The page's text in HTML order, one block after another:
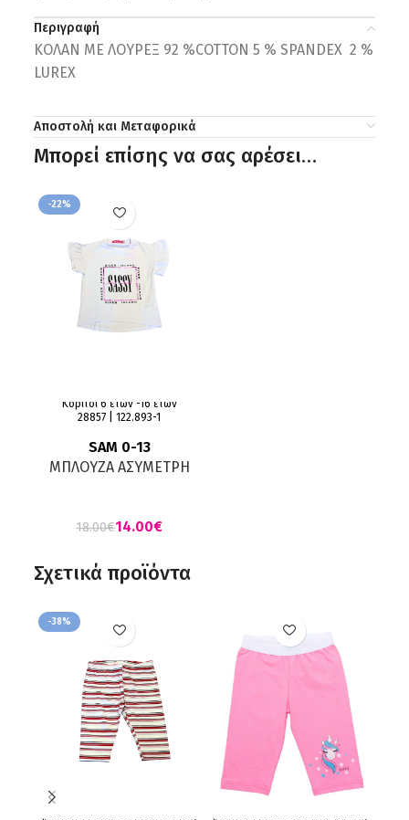
Περιγραφή
ΚΟΛΑΝ ΜΕ ΛΟΥΡΕΞ 92 %COTTON 5 % SPANDEX 2 %
LUREX
Αποστολή και Μεταφορικά
Μπορεί επίσης να σας αρέσει…
-22%
Κορίτσι 6 ετών -16 ετών
28857 | 122.893-1
SAM 0-13
ΜΠΛΟΥΖΑ ΑΣΥΜΕΤΡΗ
18.00€14.00€
Σχετικά προϊόντα
-38%